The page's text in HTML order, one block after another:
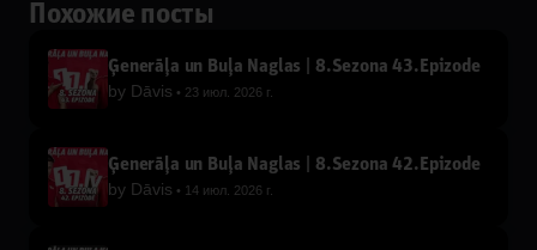
Похожие посты
Ģenerāļa un Buļa Naglas | 8.Sezona 43.Epizode
by Dāvis 23 июл. 2026 г.
Ģenerāļa un Buļa Naglas | 8.Sezona 42.Epizode
by Dāvis 14 июл. 2026 г.